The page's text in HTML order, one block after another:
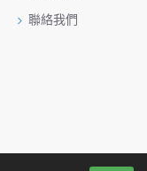
聯絡我們